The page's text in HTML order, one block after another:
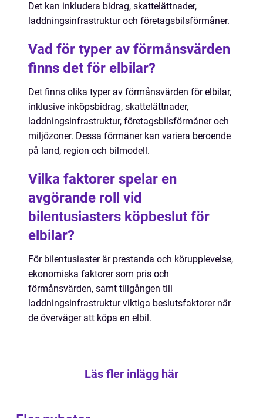
Det kan inkludera bidrag, skattelättnader,
laddningsinfrastruktur och företagsbilsförmåner.
Vad för typer av förmånsvärden
finns det för elbilar?
Det finns olika typer av förmånsvärden för elbilar,
inklusive inköpsbidrag, skattelättnader,
laddningsinfrastruktur, företagsbilsförmåner och
miljözoner. Dessa förmåner kan variera beroende
på land, region och bilmodell.
Vilka faktorer spelar en
avgörande roll vid
bilentusiasters köpbeslut för
elbilar?
För bilentusiaster är prestanda och körupplevelse,
ekonomiska faktorer som pris och
förmånsvärden, samt tillgången till
laddningsinfrastruktur viktiga beslutsfaktorer när
de överväger att köpa en elbil.
Läs fler inlägg här